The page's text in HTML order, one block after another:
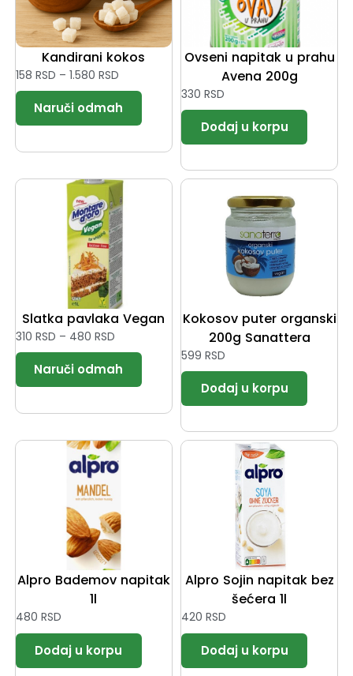
Kandirani kokos
158 RSD – 1.580 RSD
Ovseni napitak u prahu
Avena 200g
330 RSD
Slatka pavlaka Vegan
310 RSD – 480 RSD
Kokosov puter organski
200g Sanattera
599 RSD
Alpro Bademov napitak
1l
480 RSD
Alpro Sojin napitak bez
šećera 1l
420 RSD